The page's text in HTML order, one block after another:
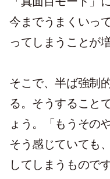
今までうまくいっ
ってしまうことが
そこで、半ば強制
る。そうすること
ょう。「もうその
そう感じていても
してしまうもので